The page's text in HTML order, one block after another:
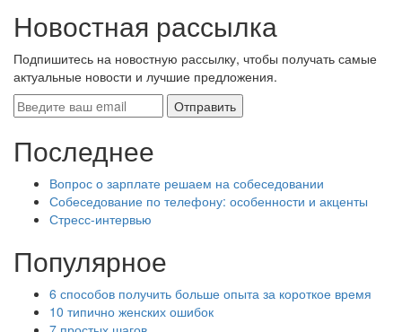
Новостная рассылка
Подпишитесь на новостную рассылку, чтобы получать самые
актуальные новости и лучшие предложения.
Последнее
Вопрос о зарплате решаем на собеседовании
Собеседование по телефону: особенности и акценты
Стресс-интервью
Популярное
6 способов получить больше опыта за короткое время
10 типично женских ошибок